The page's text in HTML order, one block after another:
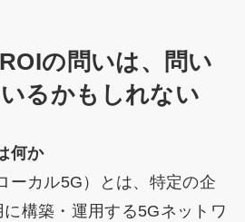
の問いは、問い
るかもしれない
何か
ーカル5G）とは、特定の企
構築・運用する5Gネットワ